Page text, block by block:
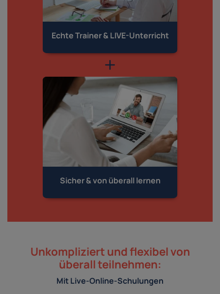
Echte Trainer & LIVE-Unterricht
Sicher & von überall lernen
Unkompliziert und flexibel von
überall teilnehmen:
Mit Live-Online-Schulungen